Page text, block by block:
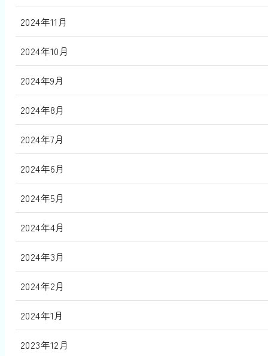
2024年11月
2024年10月
2024年9月
2024年8月
2024年7月
2024年6月
2024年5月
2024年4月
2024年3月
2024年2月
2024年1月
2023年12月